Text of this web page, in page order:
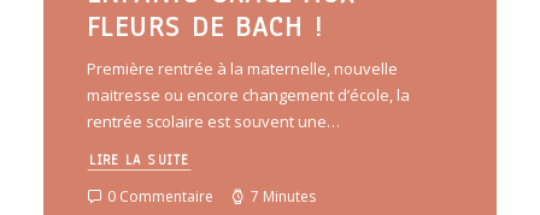
FLEURS DE BACH !
Première rentrée à la maternelle, nouvelle
maitresse ou encore changement d’école, la
rentrée scolaire est souvent une…
LIRE LA SUITE
0 Commentaire 7 Minutes